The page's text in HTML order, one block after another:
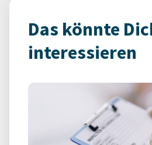
Das könnte
interessieren